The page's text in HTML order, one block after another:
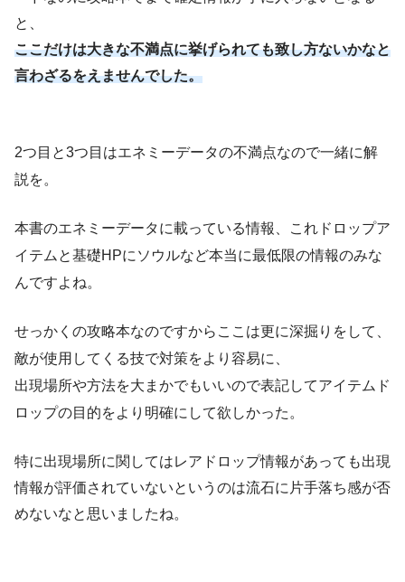
と、
ここだけは大きな不満点に挙げられても致し方ないかなと
言わざるをえませんでした。
2つ目と3つ目はエネミーデータの不満点なので一緒に解
説を。
本書のエネミーデータに載っている情報、これドロップア
イテムと基礎HPにソウルなど本当に最低限の情報のみな
んですよね。
せっかくの攻略本なのですからここは更に深掘りをして、
敵が使用してくる技で対策をより容易に、
出現場所や方法を大まかでもいいので表記してアイテムド
ロップの目的をより明確にして欲しかった。
特に出現場所に関してはレアドロップ情報があっても出現
情報が評価されていないというのは流石に片手落ち感が否
めないなと思いましたね。